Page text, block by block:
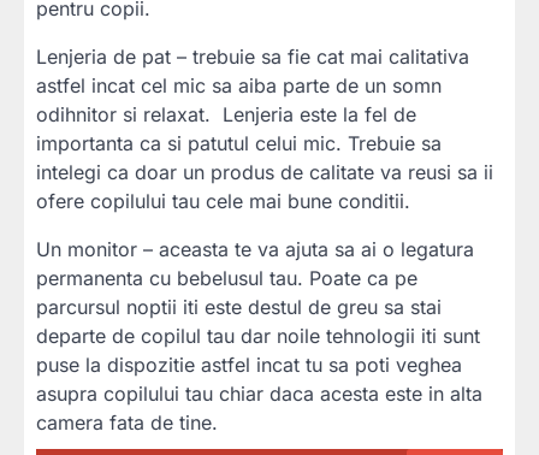
pentru copii.
Lenjeria de pat – trebuie sa fie cat mai calitativa
astfel incat cel mic sa aiba parte de un somn
odihnitor si relaxat. Lenjeria este la fel de
importanta ca si patutul celui mic. Trebuie sa
intelegi ca doar un produs de calitate va reusi sa ii
ofere copilului tau cele mai bune conditii.
Un monitor – aceasta te va ajuta sa ai o legatura
permanenta cu bebelusul tau. Poate ca pe
parcursul noptii iti este destul de greu sa stai
departe de copilul tau dar noile tehnologii iti sunt
puse la dispozitie astfel incat tu sa poti veghea
asupra copilului tau chiar daca acesta este in alta
camera fata de tine.